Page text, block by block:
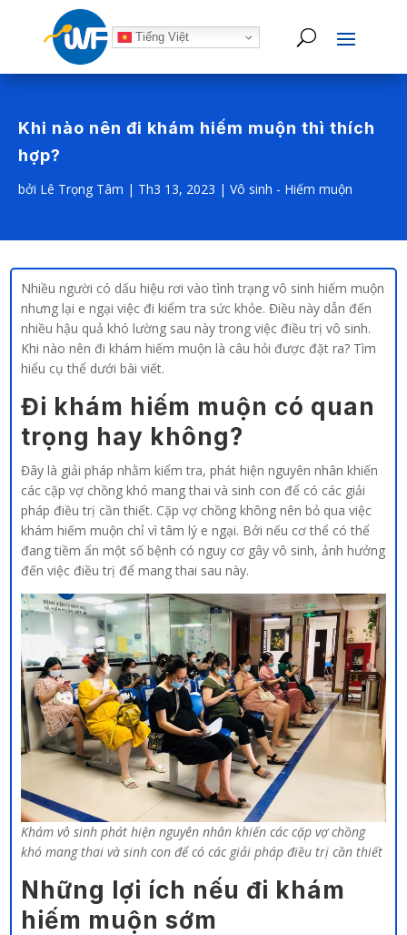
Tiếng Việt
Khi nào nên đi khám hiếm muộn thì thích
hợp?
bởi Lê Trọng Tâm | Th3 13, 2023 | Vô sinh - Hiếm muộn
Nhiều người có dấu hiệu rơi vào tình trạng vô sinh hiếm muộn
nhưng lại e ngại việc đi kiểm tra sức khỏe. Điều này dẫn đến
nhiều hậu quả khó lường sau này trong việc điều trị vô sinh.
Khi nào nên đi khám hiếm muộn là câu hỏi được đặt ra? Tìm
hiểu cụ thể dưới bài viết.
Đi khám hiếm muộn có quan
trọng hay không?
Đây là giải pháp nhằm kiểm tra, phát hiện nguyên nhân khiến
các cặp vợ chồng khó mang thai và sinh con để có các giải
pháp điều trị cần thiết. Cặp vợ chồng không nên bỏ qua việc
khám hiếm muộn chỉ vì tâm lý e ngại. Bởi nếu cơ thể có thể
đang tiềm ẩn một số bệnh có nguy cơ gây vô sinh, ảnh hưởng
đến việc điều trị để mang thai sau này.
Khám vô sinh phát hiện nguyên nhân khiến các cặp vợ chồng
khó mang thai và sinh con để có các giải pháp điều trị cần thiết
Những lợi ích nếu đi khám
hiếm muộn sớm